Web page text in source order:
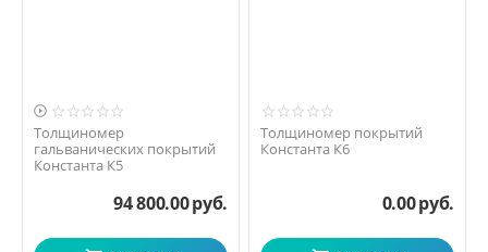

Толщиномер
гальванических покрытий
Константа К5
94 800.00руб.
Толщиномер покрытий
Константа К6
0.00руб.